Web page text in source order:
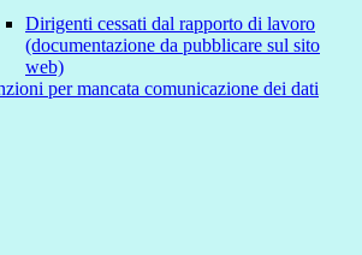
Dirigenti cessati dal rapporto di lavoro
(documentazione da pubblicare sul sito
web)
per mancata comunicazione dei dati